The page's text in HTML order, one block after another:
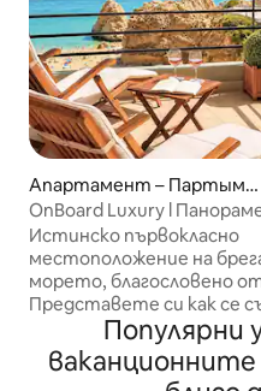
Апартамент – Партыма
н
OnBoard Luxury l
към океана от първа линия
Истинско първокласно
местоположение на
морето, благословено
Представете си как се
от нежния шепот на
които се разбиват по
Отворете завесите и
Популярни